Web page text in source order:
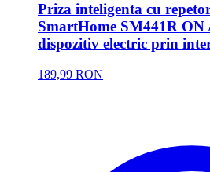
Priza inteligenta cu
SmartHome SM441R ON
dispozitiv electric prin
189,99 RON